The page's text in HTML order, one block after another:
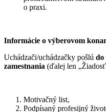
o praxi.
Informácie o výberovom
Uchádzači/uchádzačky pošlú do
zamestnania (ďalej len
Motivačný list,
Podpísaný profesijný